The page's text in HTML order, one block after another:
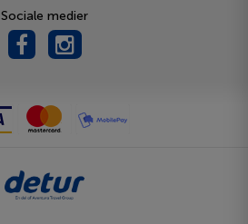
Sociale medier